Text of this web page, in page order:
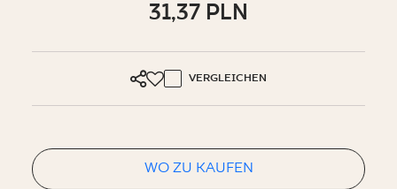
SK DE
31,37 PLN
VERGLEICHEN
WO ZU KAUFEN